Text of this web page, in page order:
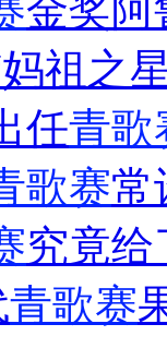
全 医生回应
强权政治霸凌主义
家言论片面不公正
客车翻车
金奖阿
祖之
任青歌
歌赛常
究竟
青歌赛